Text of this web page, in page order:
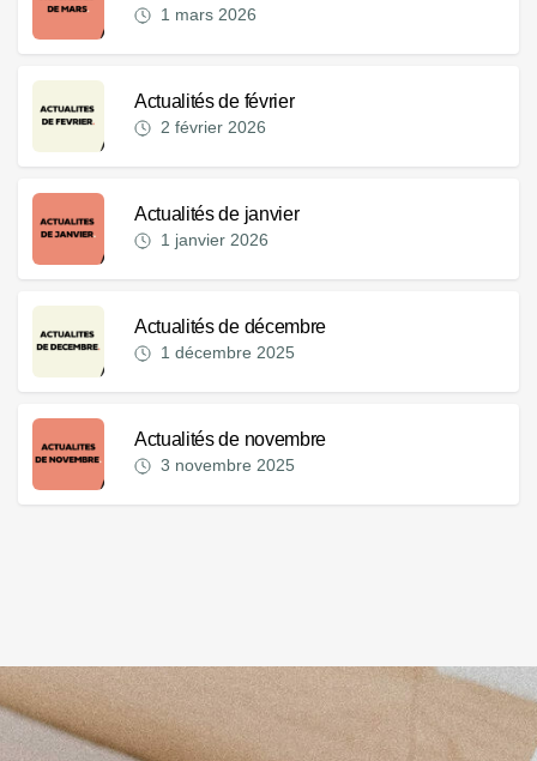
1 mars 2026
Actualités de février
2 février 2026
Actualités de janvier
1 janvier 2026
Actualités de décembre
1 décembre 2025
Actualités de novembre
3 novembre 2025